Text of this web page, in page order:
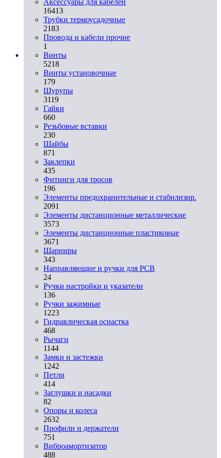
16413
Трубки термоусадочные
2183
Провода и кабели прочие
1
Винты
5218
Винты установочные
179
Шурупы
3119
Гайки
660
Резьбовые вставки
230
Шайбы
871
Заклепки
435
Фитинги для тросов
196
Элементы предохранительные и стабилизир.
2091
Элементы дистанционные металлические
3573
Элементы дистанционные пластиковые
3671
Шарниры
343
Направляющие и ручки для PCB
24
Ручки настройки и указатели
136
Ручки зажимные
1223
Гидравлическая оснастка
468
Рычаги
1144
Замки и застежки
1242
Петли
414
Заглушки и насадки
82
Опоры и колеса
2632
Профили и держатели
751
Виброамортизатор
488